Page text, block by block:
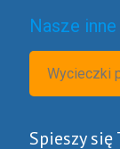
Nasze
Wycieczki
Spieszy